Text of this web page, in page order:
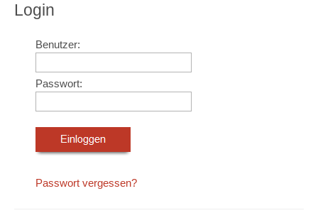
Login
Benutzer:
Passwort:
Passwort vergessen?